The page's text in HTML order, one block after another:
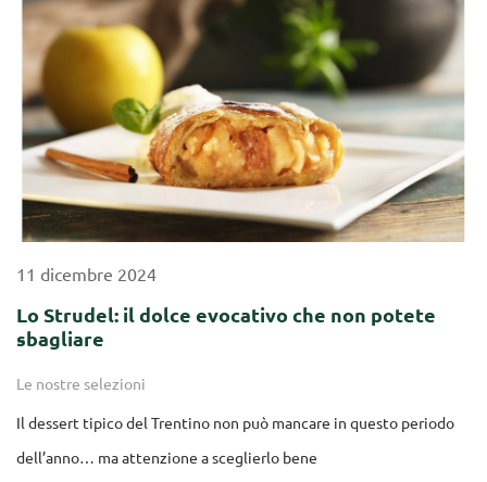
11 dicembre 2024
Lo Strudel: il dolce evocativo che non potete
sbagliare
Le nostre selezioni
Il dessert tipico del Trentino non può mancare in questo periodo
dell’anno… ma attenzione a sceglierlo bene